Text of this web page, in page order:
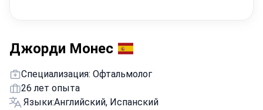
Джорди Монес
Специализация: Офтальмолог
26 лет опыта
Языки:Английский, Испанский